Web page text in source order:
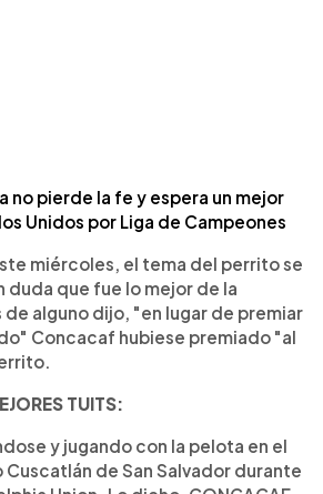
no pierde la fe y espera un mejor
Unidos por Liga de Campeones
miércoles, el tema del perrito se
duda que fue lo mejor de la
de alguno dijo, "en lugar de premiar
Concacaf hubiese premiado "al
TUITS:
y jugando con la pelota en el
de San Salvador durante